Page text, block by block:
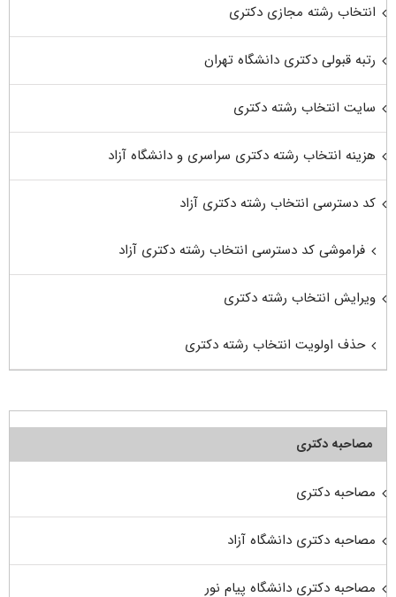
انتخاب رشته مجازی دکتری
رتبه قبولی دکتری دانشگاه تهران
سایت انتخاب رشته دکتری
هزینه انتخاب رشته دکتری سراسری و دانشگاه آزاد
کد دسترسی انتخاب رشته دکتری آزاد
فراموشی کد دسترسی انتخاب رشته دکتری آزاد
ویرایش انتخاب رشته دکتری
حذف اولویت انتخاب رشته دکتری
مصاحبه دکتری
مصاحبه دکتری
مصاحبه دکتری دانشگاه آزاد
مصاحبه دکتری دانشگاه پیام نور